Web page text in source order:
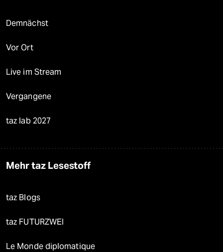
Demnächst
Vor Ort
Live im Stream
Vergangene
taz lab 2027
Mehr taz Lesestoff
taz Blogs
taz FUTURZWEI
Le Monde diplomatique